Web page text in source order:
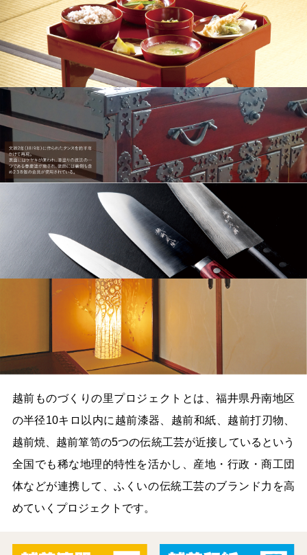
越前ものづくりの里プロジェクトとは、福井県丹南地区
の半径10キロ以内に越前漆器、越前和紙、越前打刃物、
越前焼、越前箪笥の5つの伝統工芸が近接しているという
全国でも稀な地理的特性を活かし、産地・行政・商工団
体などが連携して、ふくいの伝統工芸のブランド力を高
めていくプロジェクトです。